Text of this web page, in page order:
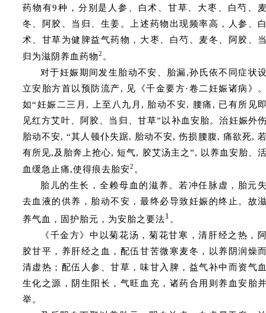
药物有9种，分别是人参、白术、甘草、大枣、白芍、
冬、阿胶、当归、生姜。上述药物出现频率高，人参、
术、甘草为健脾益气药物，大枣、白芍、麦冬、阿胶、
归为滋阴养血药物2 。
对于妊娠期间发生胎动不安、胎漏,孙氏依不同症状
立安胎方首以预防流产, 见《千金要方·卷二妊娠诸病》
如“妊娠二三月, 上至八九月, 胎动不安, 腰痛, 已有所见
见红方艾叶、阿胶、当归、甘草”以补血安胎。治妊娠外
胎动不安, “其人顿仆失踞, 胎动不安, 伤损腰腹, 痛欲死,
有所见,及胎奔上抢心, 短气, 胶艾汤主之”, 以养血安胎、
血缓急止痛,使得痕去胎安2 。
胎儿的生长，全赖母血的滋养。若冲任脉虚，胎元
去血液的供养，胎动不安，最终必导致妊娠的终止。故
养气血，固护胎元，为安胎之要法1 。
《千金方》中以菊花汤，菊花甘寒，清肝经之热，
胶甘平，养肝经之血，配伍甘苦微寒麦冬，以养阴润燥
清虚热；配伍人参、甘草，味甘入脾，益气补中而资气
生化之源，阴生阳长，气旺血充，诸药合用则养血安胎
举。